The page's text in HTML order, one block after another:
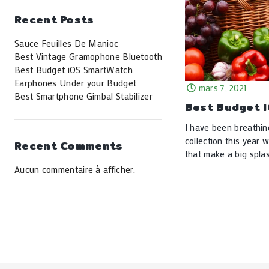
mars 7, 2021
Best Budget
I have been
collection this year
that make a big
Recent Posts
Sauce Feuilles De Manioc
Best Vintage Gramophone Bluetooth
Best Budget iOS SmartWatch
Earphones Under your Budget
Best Smartphone Gimbal Stabilizer
Recent Comments
Aucun commentaire à afficher.